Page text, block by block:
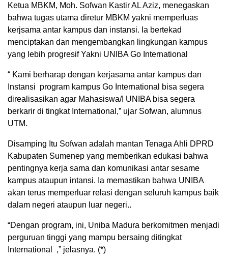
Ketua MBKM, Moh. Sofwan Kastir AL Aziz, menegaskan
bahwa tugas utama diretur MBKM yakni memperluas
kerjsama antar kampus dan instansi. Ia bertekad
menciptakan dan mengembangkan lingkungan kampus
yang lebih progresif Yakni UNIBA Go International
“ Kami berharap dengan kerjasama antar kampus dan
Instansi program kampus Go International bisa segera
direalisasikan agar Mahasiswa/I UNIBA bisa segera
berkarir di tingkat International,” ujar Sofwan, alumnus
UTM.
Disamping Itu Sofwan adalah mantan Tenaga Ahli DPRD
Kabupaten Sumenep yang memberikan edukasi bahwa
pentingnya kerja sama dan komunikasi antar sesame
kampus ataupun intansi. Ia memastikan bahwa UNIBA
akan terus memperluar relasi dengan seluruh kampus baik
dalam negeri ataupun luar negeri..
“Dengan program, ini, Uniba Madura berkomitmen menjadi
perguruan tinggi yang mampu bersaing ditingkat
International ,” jelasnya. (*)